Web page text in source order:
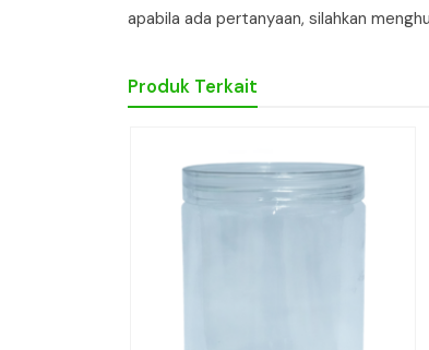
apabila ada pertanyaan, silahkan
Produk Terkait